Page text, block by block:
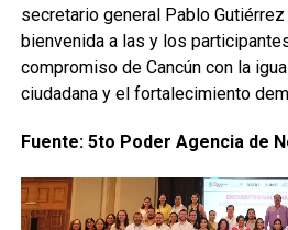
secretario general Pablo
bienvenida a las y los
compromiso de Cancún con la
ciudadana y el fortalecimiento
Fuente: 5to Poder Agencia de